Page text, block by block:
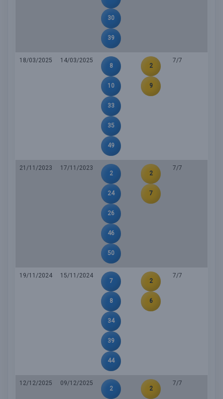
30
39
18/03/2025
14/03/2025
8
10
33
35
49
2
9
7/7
21/11/2023
17/11/2023
2
24
26
46
50
2
7
7/7
19/11/2024
15/11/2024
7
8
34
39
44
2
6
7/7
12/12/2025
09/12/2025
2
2
7/7